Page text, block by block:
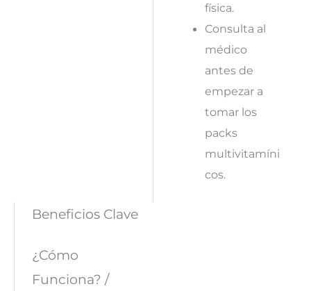
física.
Consulta al
médico
antes de
empezar a
tomar los
packs
multivitamíni
cos.
Beneficios Clave
¿Cómo
Funciona? /